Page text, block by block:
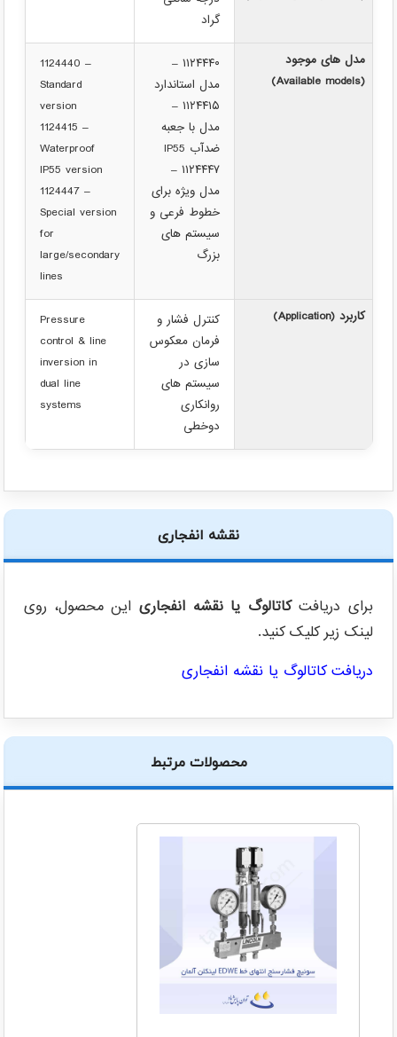
گراد
مدل های موجود
(Available models)
۱۱۲۴۴۴۰ –
مدل استاندارد
۱۱۲۴۴۱۵ –
مدل با جعبه
ضدآب IP55
۱۱۲۴۴۴۷ –
مدل ویژه برای
خطوط فرعی و
سیستم های
بزرگ
1124440 –
Standard
version
1124415 –
Waterproof
IP55 version
1124447 –
Special version
for
large/secondary
lines
کاربرد (Application)
کنترل فشار و
فرمان معکوس
سازی در
سیستم های
روانکاری
دوخطی
Pressure
control & line
inversion in
dual line
systems
نقشه انفجاری
برای دریافتکاتالوگ یا نقشه انفجاری این محصول، روی
لینک زیر کلیک کنید.
دریافت کاتالوگ یا نقشه انفجاری
محصولات مرتبط